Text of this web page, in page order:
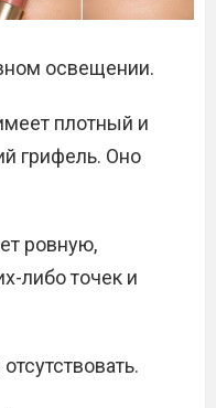
освещении.
плотный и
грифель. Оно
ровную,
либо точек и